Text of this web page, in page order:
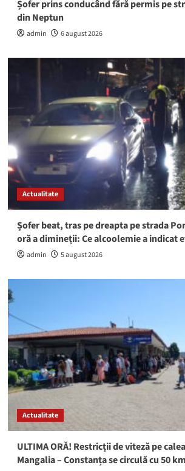
Șofer prins conducând fără permis pe
din Neptun
admin 6 august 2026
Actualitate
Șofer beat, tras pe dreapta pe strada
oră a dimineții: Ce alcoolemie a indicat
admin 5 august 2026
Actualitate
ULTIMA ORĂ! Restricții de viteză pe
Mangalia – Constanța se circulă cu 50